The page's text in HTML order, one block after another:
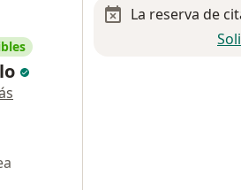
La reserva de